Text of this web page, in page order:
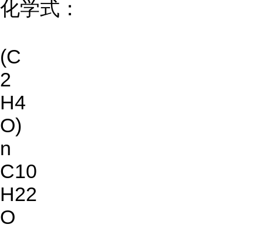
化学式：
(C
2
H4
O)
n
C10
H22
O